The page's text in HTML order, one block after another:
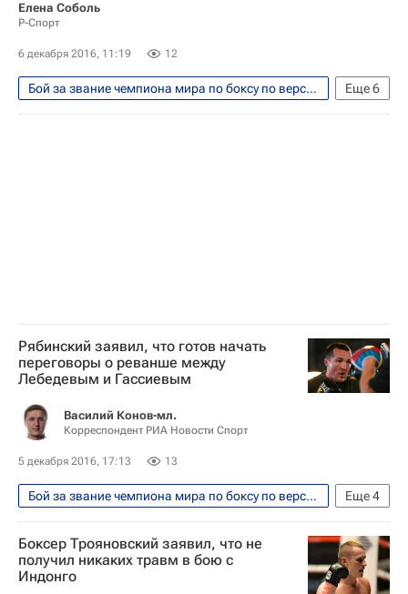
Елена Соболь
Р-Спорт
6 декабря 2016, 11:19 12
Еще6
Бой за звание чемпиона мира по боксу по версиям WBA и IBF между россиянами Денисом Лебедевым и Муратом Гассиевым прошел 3 декабря 2016
Единоборства
Спорт
Рябинский заявил, что готов начать
переговоры о реванше между
Лебедевым и Гассиевым
Василий Конов-мл.
Корреспондент РИА Новости Спорт
5 декабря 2016, 17:13 13
Еще4
Бой за звание чемпиона мира по боксу по версиям WBA и IBF между россиянами Денисом Лебедевым и Муратом Гассиевым прошел 3 декабря 2016
Единоборства
Спорт
Андрей Рябинский
Денис Лебедев
Боксер Трояновский заявил, что не
получил никаких травм в бою с
Индонго